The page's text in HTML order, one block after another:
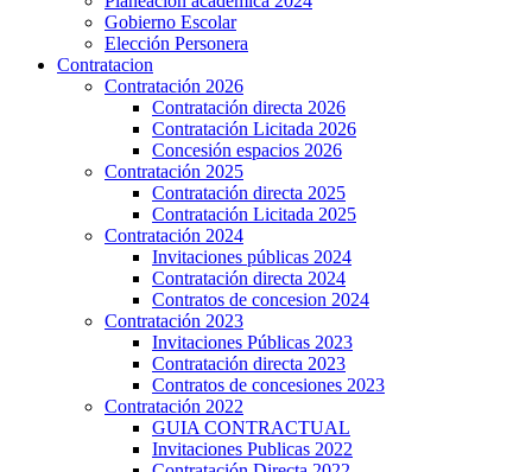
Gobierno Escolar
Elección Personera
Contratacion
Contratación 2026
Contratación directa 2026
Contratación Licitada 2026
Concesión espacios 2026
Contratación 2025
Contratación directa 2025
Contratación Licitada 2025
Contratación 2024
Invitaciones públicas 2024
Contratación directa 2024
Contratos de concesion 2024
Contratación 2023
Invitaciones Públicas 2023
Contratación directa 2023
Contratos de concesiones 2023
Contratación 2022
GUIA CONTRACTUAL
Invitaciones Publicas 2022